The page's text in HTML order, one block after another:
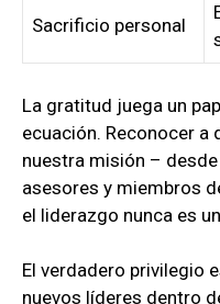
Sacrificio personal
La gratitud juega un
ecuación. Reconocer a
nuestra misión –
asesores y miembros
el liderazgo nunca es
El verdadero privilegio
nuevos líderes dentro